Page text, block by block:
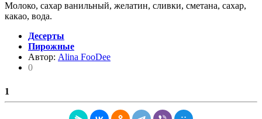
Молоко, сахар ванильный, желатин, сливки, сметана, сахар,
какао, вода.
Десерты
Пирожные
Автор: Alina FooDee
0
1